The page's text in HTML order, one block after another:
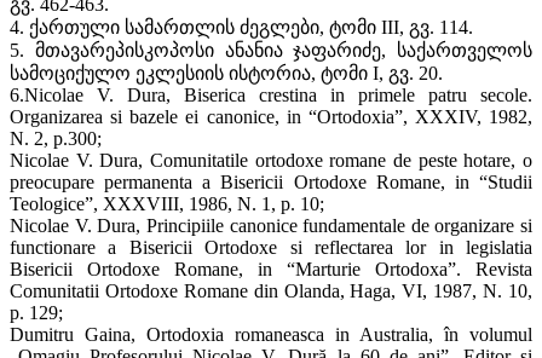
4. ქართული სამართლის ძეგლები, ტომი III, გვ. 114.
5. მთავარეპისკოპოსი ანანია ჯაფარიძე, საქართველოს
სამოციქულო ეკლესიის ისტორია, ტომი I, გვ. 20.
6.Nicolae V. Dura, Biserica crestina in primele patru secole.
Organizarea si bazele ei canonice, in “Ortodoxia”, XXXIV, 1982,
N. 2, p.300;
Nicolae V. Dura, Comunitatile ortodoxe romane de peste hotare, o
preocupare permanenta a Bisericii Ortodoxe Romane, in “Studii
Teologice”, XXXVIII, 1986, N. 1, p. 10;
Nicolae V. Dura, Principiile canonice fundamentale de organizare si
functionare a Bisericii Ortodoxe si reflectarea lor in legislatia
Bisericii Ortodoxe Romane, in “Marturie Ortodoxa”. Revista
Comunitatii Ortodoxe Romane din Olanda, Haga, VI, 1987, N. 10,
p. 129;
Dumitru Gaina, Ortodoxia romaneasca in Australia, în volumul